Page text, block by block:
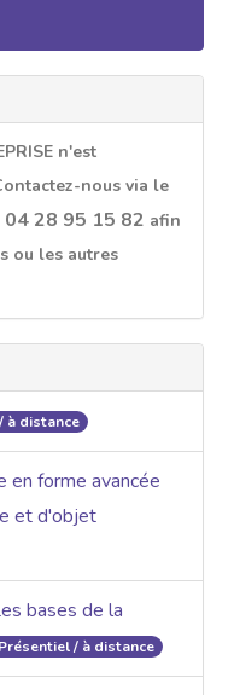
n'est
nous via le
04 28 95 15 82 afin
ou les autres
à distance
en forme avancée
et d'objet
bases de la
Présentiel / à distance